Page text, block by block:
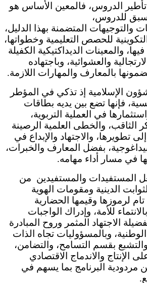
الدروس، فالمعين الأساس هو
للدروس،
والتوجيهات المتضمنة بهذا الدليل،
للحصص التعليمية وخطواتها،
والمعينات الديداكتيكية الكفيلة
والعشوائية، وباجتهاده
بالمعارف والمهارات اللازمة.
الإسلامية إذ تذكي في المؤطر
فإنها تضع بين يديه بطاقات
في العملية التربوية،
الثاقب، والخطى العلمية الرصينة
تطويرها، والاجتهاد والإبداع في
بفضل المعارف والخبرات،
في مسار أداء مهامه.
المستفيدات والمستفيدين من
الدينية ومقومات الهوية
لرموزها وقيمها الحضارية
للأمة، وإدراك الواجبات
الاجتهاد المثمر وروح المبادرة
وبالمسؤوليات تجاه الذات
بقسم التسامح، والتضامن،
الإنتاج والاندماج الاقتصادي
مردودية البرنامج بما يسهم في